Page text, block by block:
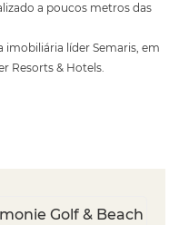
a poucos metros das
líder Semaris, em
Resorts & Hotels.
Golf & Beach